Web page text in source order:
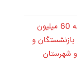
پیش ثبت نام وام قرض الحسنه 60 میلیون
بازنشستگان و
شهرستان